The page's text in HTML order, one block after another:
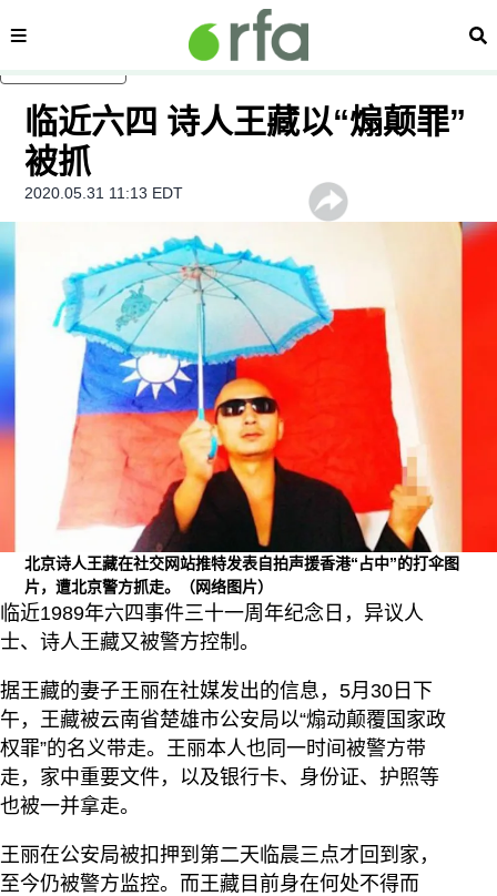
内容分类 搜
临近六四 诗人王藏以“煽颠罪”
被抓
2020.05.31 11:13 EDT
北京诗人王藏在社交网站推特发表自拍声援香港“占中”的打伞图
片，遭北京警方抓走。（网络图片）
临近1989年六四事件三十一周年纪念日，异议人
士、诗人王藏又被警方控制。
据王藏的妻子王丽在社媒发出的信息，5月30日下
午，王藏被云南省楚雄市公安局以“煽动颠覆国家政
权罪”的名义带走。王丽本人也同一时间被警方带
走，家中重要文件，以及银行卡、身份证、护照等
也被一并拿走。
王丽在公安局被扣押到第二天临晨三点才回到家，
至今仍被警方监控。而王藏目前身在何处不得而